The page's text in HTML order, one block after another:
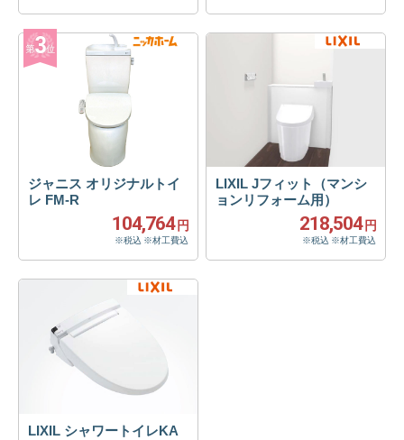
ジャニス オリジナルトイ
レ FM-R
104,764 円
※税込 ※材工費込
LIXIL Jフィット（マンシ
ョンリフォーム用）
218,504 円
※税込 ※材工費込
LIXIL シャワートイレKA